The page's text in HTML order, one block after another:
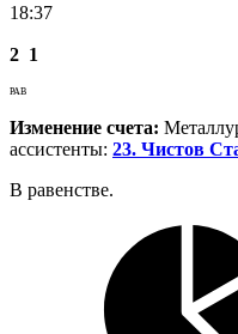
18:37
2 1
РАВ
Изменение счета:
ассистенты: 23. Чистов
В равенстве.